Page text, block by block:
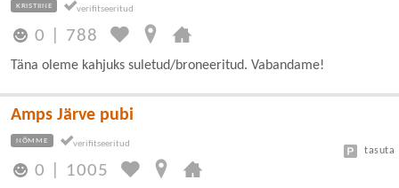
KRISTIINE
0 788
Täna oleme kahjuks suletud/broneeritud. Vabandame!
Amps Järve pubi
NÕMME
0 1005
tasuta